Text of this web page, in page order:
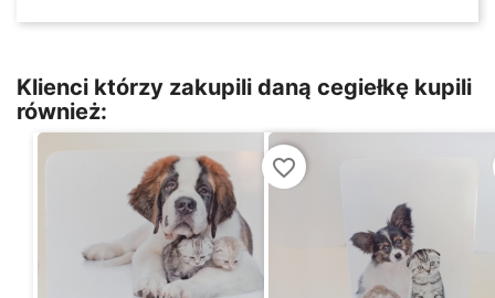
Klienci którzy zakupili daną cegiełkę kupili
również:
favorite_border